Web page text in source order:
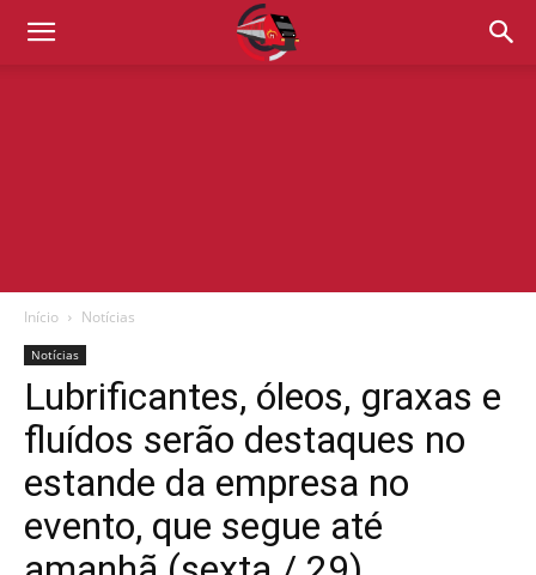
Início Notícias
Notícias
Lubrificantes, óleos, graxas e
fluídos serão destaques no
estande da empresa no
evento, que segue até